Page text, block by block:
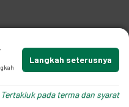
Langkah seterusnya
Tertakluk pada terma dan syarat